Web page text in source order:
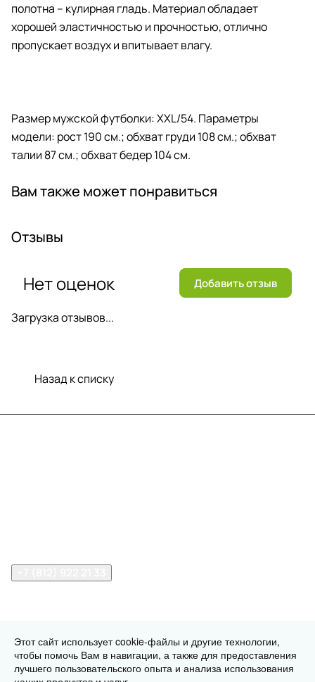
полотна – кулирная гладь. Материал обладает
хорошей эластичностью и прочностью, отлично
пропускает воздух и впитывает влагу.
Размер мужской футболки: XXL/54. Параметры
модели: рост 190 см.; обхват груди 108 см.; обхват
талии 87 см.; обхват бедер 104 см.
Вам также может понравиться
Отзывы
Загрузка отзывов...
Нет оценок Добавить отзыв
Назад к списку
© 2026 print-logo.ru Конфиденциальность
Оферта
Разработано в
Этот сайт использует cookie-файлы и другие технологии,
чтобы помочь Вам в навигации, а также для предоставления
лучшего пользовательского опыта и анализа использования